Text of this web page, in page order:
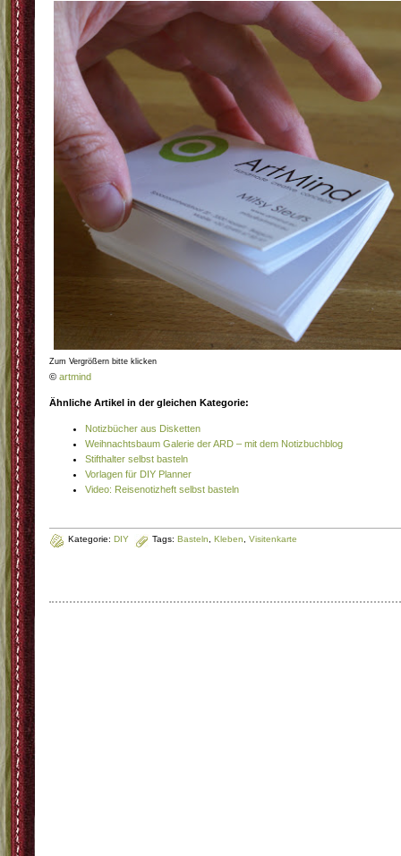
Zum Vergrößern bitte klicken
© artmind
Ähnliche Artikel in der gleichen Kategorie:
Notizbücher aus Disketten
Weihnachtsbaum Galerie der ARD – mit dem Notizbuchblog
Stifthalter selbst basteln
Vorlagen für DIY Planner
Video: Reisenotizheft selbst basteln
Kategorie: DIY Tags: Basteln Kleben Visitenkarte